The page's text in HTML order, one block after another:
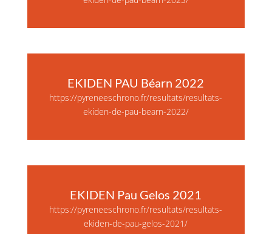
EKIDEN PAU Béarn 2022
https://pyreneeschrono.fr/resultats/resultats-
ekiden-de-pau-bearn-2022/
EKIDEN Pau Gelos 2021
https://pyreneeschrono.fr/resultats/resultats-
ekiden-de-pau-gelos-2021/